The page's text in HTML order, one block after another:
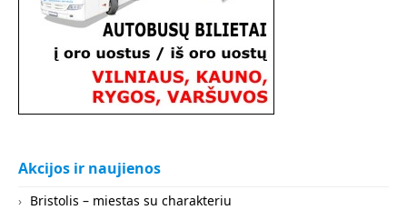
Akcijos ir naujienos
Bristolis – miestas su charakteriu